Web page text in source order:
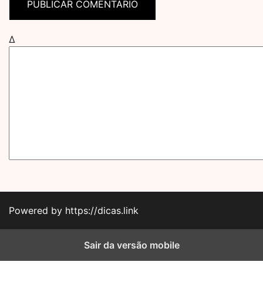
Δ
Powered by https://dicas.link
Sair da versão mobile